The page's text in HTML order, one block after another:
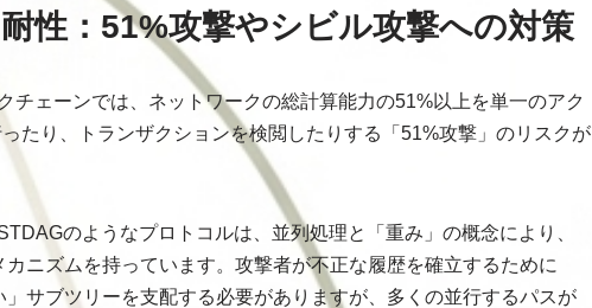
性：51%攻撃やシビル攻撃への対策
チェーンでは、ネットワークの総計算能力の51%以上を単一のアク
たり、トランザクションを検閲したりする「51%攻撃」のリスクが
のようなプロトコルは、並列処理と「重み」の概念により、
ニズムを持っています。攻撃者が不正な履歴を確立するために
サブツリーを支配する必要がありますが、多くの並行するパスが